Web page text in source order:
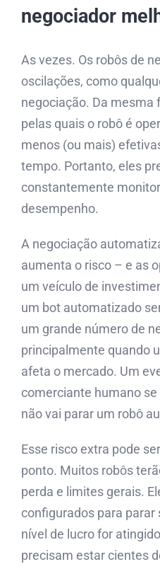
negociador
As vezes. Os robôs de
oscilações, como
negociação. Da mesma
pelas quais o robô é
menos (ou mais)
tempo. Portanto, eles
constantemente
desempenho.
A negociação
aumenta o risco – e as
um veículo de
um bot automatizado
um grande número de
principalmente quando
afeta o mercado. Um
comerciante humano
não vai parar um robô
Esse risco extra pode
ponto. Muitos robôs
perda e limites gerais.
configurados para
nível de lucro for
precisam estar cientes